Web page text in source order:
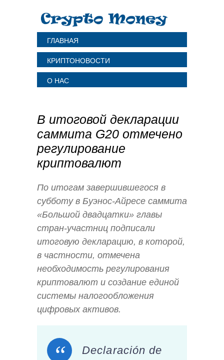
ГЛАВНАЯ
КРИПТОНОВОСТИ
О НАС
В итоговой декларации
саммита G20 отмечено
регулирование
криптовалют
По итогам завершившегося в
субботу в Буэнос-Айресе саммита
«Большой двадцатки» главы
стран-участниц подписали
итоговую декларацию, в которой,
в частности, отмечена
необходимость регулирования
криптовалют и создание единой
системы налогообложения
цифровых активов.
Declaración de